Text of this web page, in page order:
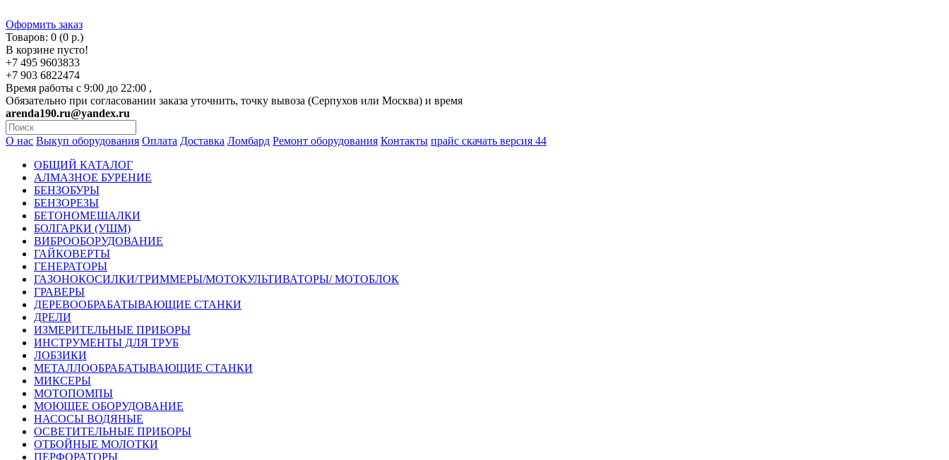
Оформить заказ
Товаров: 0 (0 р.)
В корзине пусто!
+7 495 9603833
+7 903 6822474
Время работы с 9:00 до 22:00 ,
Обязательно при согласовании заказа уточнить, точку вывоза (Серпухов или Москва) и время
arenda190.ru@yandex.ru
О нас Выкуп оборудования Оплата Доставка Ломбард Ремонт оборудования Контакты прайс скачать версия 44
ОБЩИЙ КАТАЛОГ
АЛМАЗНОЕ БУРЕНИЕ
БЕНЗОБУРЫ
БЕНЗОРЕЗЫ
БЕТОНОМЕШАЛКИ
БОЛГАРКИ (УШМ)
ВИБРООБОРУДОВАНИЕ
ГАЙКОВЕРТЫ
ГЕНЕРАТОРЫ
ГАЗОНОКОСИЛКИ/ТРИММЕРЫ/МОТОКУЛЬТИВАТОРЫ/ МОТОБЛОК
ГРАВЕРЫ
ДЕРЕВООБРАБАТЫВАЮЩИЕ СТАНКИ
ДРЕЛИ
ИЗМЕРИТЕЛЬНЫЕ ПРИБОРЫ
ИНСТРУМЕНТЫ ДЛЯ ТРУБ
ЛОБЗИКИ
МЕТАЛЛООБРАБАТЫВАЮЩИЕ СТАНКИ
МИКСЕРЫ
МОТОПОМПЫ
МОЮЩЕЕ ОБОРУДОВАНИЕ
НАСОСЫ ВОДЯНЫЕ
ОСВЕТИТЕЛЬНЫЕ ПРИБОРЫ
ОТБОЙНЫЕ МОЛОТКИ
ПЕРФОРАТОРЫ